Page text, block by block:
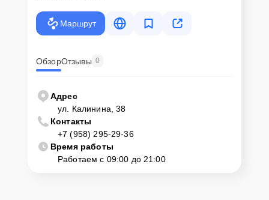
Маршрут
ОбзорОтзывы 0
Адрес
ул. Калинина, 38
Контакты
+7 (958) 295-29-36
Время работы
Работаем с 09:00 до 21:00